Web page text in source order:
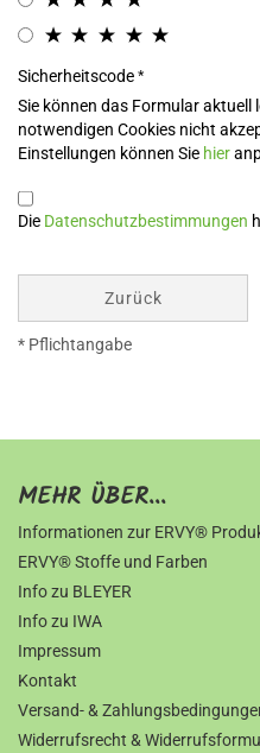
Sicherheitscode
Sie können das Formular aktuell
notwendigen Cookies nicht
Einstellungen können Sie hier
Die Datenschutzbestimmungen
Zurück
* Pflichtangabe
MEHR ÜBER...
Informationen zur ERVY®
ERVY® Stoffe und Farben
Info zu BLEYER
Info zu IWA
Impressum
Kontakt
Versand- &
Widerrufsrecht &